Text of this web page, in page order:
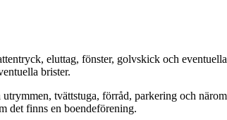
eluttag, fönster, golvskick och
brister.
tvättstuga, förråd, parkering och
det finns en boendeförening.